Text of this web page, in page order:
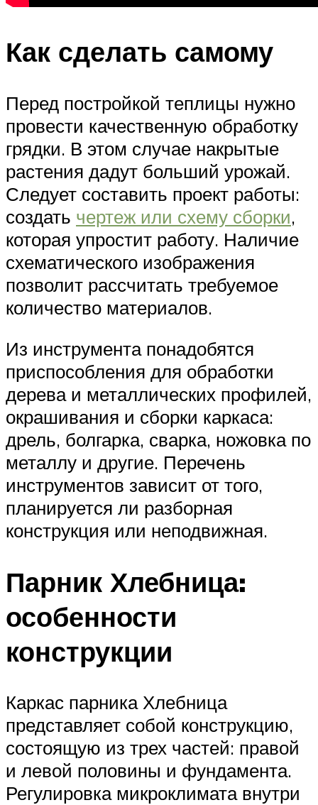
Как сделать самому
Перед постройкой теплицы нужно
провести качественную обработку
грядки. В этом случае накрытые
растения дадут больший урожай.
Следует составить проект работы:
создать чертеж или схему сборки,
которая упростит работу. Наличие
схематического изображения
позволит рассчитать требуемое
количество материалов.
Из инструмента понадобятся
приспособления для обработки
дерева и металлических профилей,
окрашивания и сборки каркаса:
дрель, болгарка, сварка, ножовка по
металлу и другие. Перечень
инструментов зависит от того,
планируется ли разборная
конструкция или неподвижная.
Парник Хлебница:
особенности
конструкции
Каркас парника Хлебница
представляет собой конструкцию,
состоящую из трех частей: правой
и левой половины и фундамента.
Регулировка микроклимата внутри